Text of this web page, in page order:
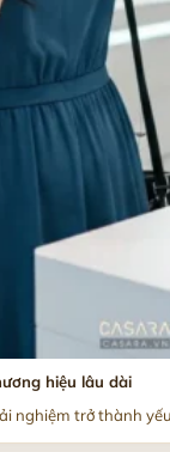
hiệu lâu dài
nghiệm trở thành